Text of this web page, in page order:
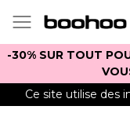
-30% SUR TOUT
Ce site utilise des